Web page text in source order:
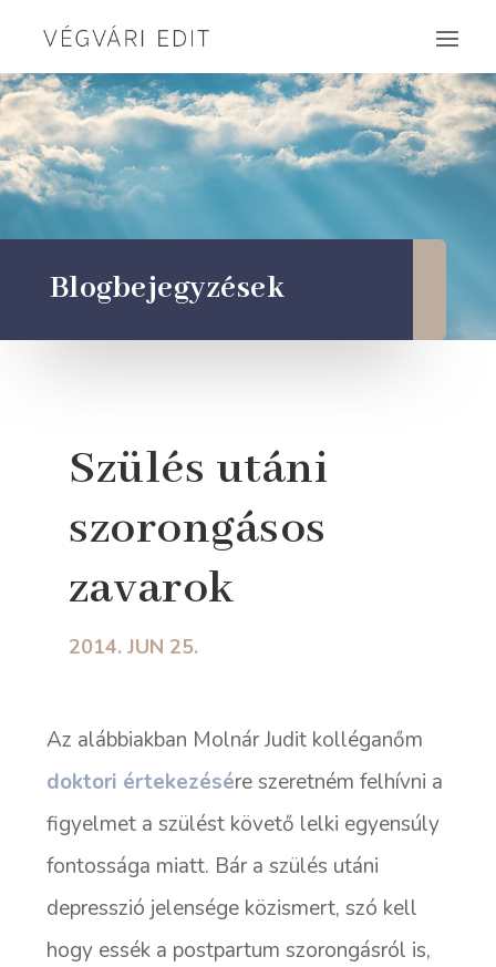
Blogbejegyzések
Szülés utáni
szorongásos
zavarok
2014. JUN 25.
Az alábbiakban Molnár Judit kolléganőm
doktori értekezésére szeretném felhívni a
figyelmet a szülést követő lelki egyensúly
fontossága miatt. Bár a szülés utáni
depresszió jelensége közismert, szó kell
hogy essék a postpartum szorongásról is,